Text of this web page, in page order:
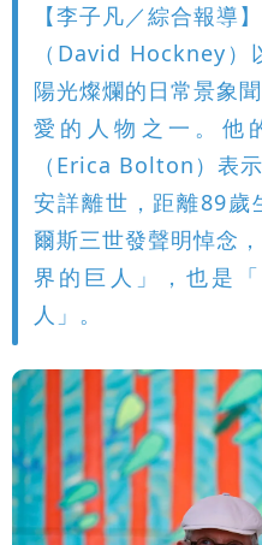
她嘆：真的該
慈濟遭詐10.6
重」 1細節避
97萬網紅「肥
影曝 網驚覺不
「小英男孩」
庭 他翻供不認
【李子凡／綜合報導
（David Hockney
陽光燦爛的日常景象
愛的人物之一。他
（Erica Bolton）表
安詳離世，距離89歲
爾斯三世發聲明悼念
界的巨人」，也是
人」。